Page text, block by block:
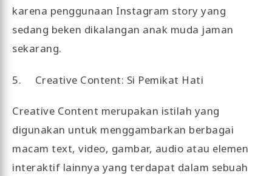
karena penggunaan Instagram story yang
sedang beken dikalangan anak muda jaman
sekarang.
5. Creative Content: Si Pemikat Hati
Creative Content merupakan istilah yang
digunakan untuk menggambarkan berbagai
macam text, video, gambar, audio atau elemen
interaktif lainnya yang terdapat dalam sebuah